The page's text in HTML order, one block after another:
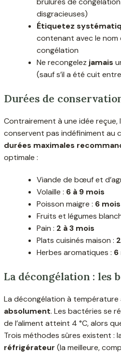
disgracieuses)
Étiquetez
contenant avec le nom
congélation
Ne recongelez jamais
(sauf s’il a été cuit
Durées de
Contrairement à une idée reçue,
conservent pas indéfiniment au
durées maximales
optimale :
Viande de bœuf et
Volaille : 6 à 9 mois
Poisson maigre : 6 mois
Fruits et légumes
Pain : 2 à 3 mois
Plats cuisinés maison :
Herbes aromatiques : 6
La décongélation : les
La décongélation à température
absolument. Les bactéries se
de l’aliment atteint 4 °C, alors
Trois méthodes sûres existent :
réfrigérateur (la meilleure,